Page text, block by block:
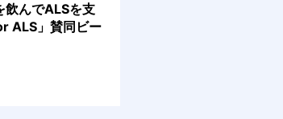
飲んでALSを支
ALS」賛同ビー